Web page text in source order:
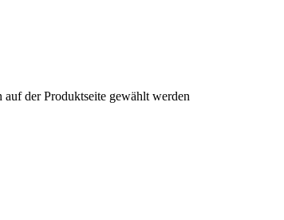
der Produktseite gewählt werden